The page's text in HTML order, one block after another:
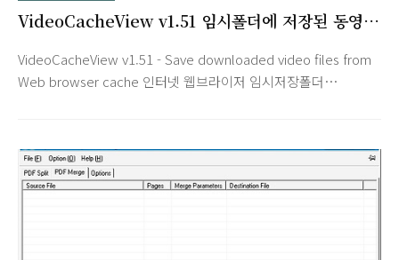
VideoCacheView v1.51 임시폴더에 저장된 동영
VideoCacheView v1.51 - Save downloaded video files from
Web browser cache 인터넷 웹브라이저 임시저장폴더
Audio, Swf, Image 형식의 파일을 선택할 수 있습니다.
DescriptionAfter watching a video in a Web site, you may
want to save the video file into your local disk for playing